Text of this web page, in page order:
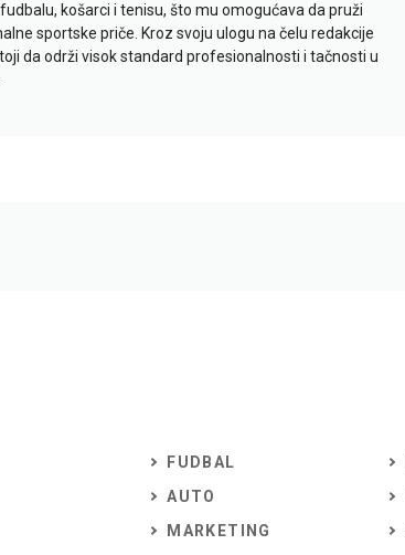
košarci i tenisu, što mu omogućava da pruži
sportske priče. Kroz svoju ulogu na čelu redakcije
da održi visok standard profesionalnosti i tačnosti u
FUDBAL
AUTO
MARKETING